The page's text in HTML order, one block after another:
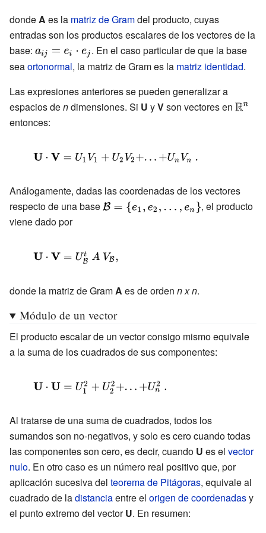
_{3}\cdot \mathbf {e}
_{2}\\+u_{1}v_{3}\mathbf {e}
_{1}\cdot \mathbf {e}
_{3}+u_{2}v_{3}\mathbf {e}
_{2}\cdot \mathbf {e}
_{3}+u_{3}v_{3}\mathbf {e}
dondeA es la matriz de Gramdel producto, cuyas
entradas son los productos escalares de los vectores de la
base: {\displaystyle
a_{ij}=e_{i}\cdot
. En el caso particular de que la base
seaortonormal, la matriz de Gram es la matriz identidad.
Las expresiones anteriores se pueden generalizar a
espacios dendimensiones. Si U yVson vectores en
entonces:
{\displaystyle \mathbf {U} \cdot \mathbf {V}
.}
Análogamente, dadas las coordenadas de los vectores
respecto de una base {\displaystyle
, el producto
viene dado por
{\displaystyle
\cdot \mathbf
{B}}^{t}\ A\
V_{\mathcal
donde la matriz de GramA es de orden n x n.
Módulo de un vector
El producto escalar de un vector consigo mismo equivale
a la suma de los cuadrados de sus componentes:
{\displaystyle \mathbf {U} \cdot \mathbf
=U_{1}^{2}+U_{2}^{2}+...+U_{n}^{2}\
.}
Al tratarse de una suma de cuadrados, todos los
sumandos son no-negativos, y solo es cero cuando todas
las componentes son cero, es decir, cuando U es el vector
nulo. En otro caso es un número real positivo que, por
aplicación sucesiva del teorema de Pitágoras, equivale al
cuadrado de ladistanciaentre el origen de coordenadasy
el punto extremo del vectorU. En resumen: